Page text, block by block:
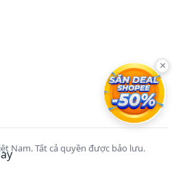
Nam. Tất cả quyền được bảo lưu.
×